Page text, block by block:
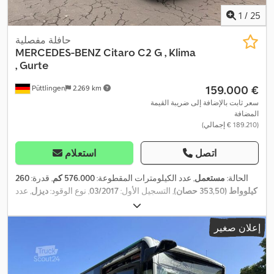
1 / 25
Püttlingen 2.269 km
حافلة مفصلية
MERCEDES-BENZCitaro C2 G , Klima
, Gurte
‏159.000 €
سعر ثابت بالإضافة إلى ضريبة القيمة
المضافة
(‏189.210 € إجمالي)
استعلام اتصل
الحالة: مستعمل, عدد الكيلومترات المقطوعة:576.000 كم , قدرة:260
كيلوواط (353,50 حصان)
, التسجيل الأول:03/2017, نوع الوقود:ديزل, عدد
, فئة الانبعاثات:
المُبطئ, معدات:تكييف الهواء, سخان التدفئة أثناء التوقف, نظام الفرامل
إعلان صغير